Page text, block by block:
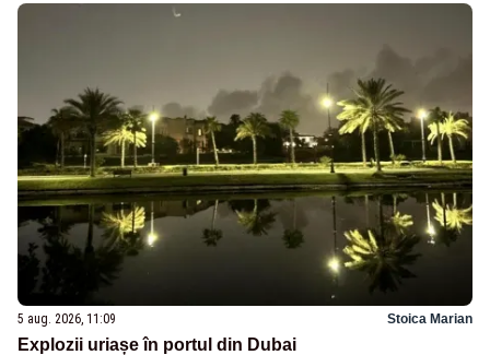
5 aug. 2026, 11:09 Stoica Marian
Explozii uriașe în portul din Dubai